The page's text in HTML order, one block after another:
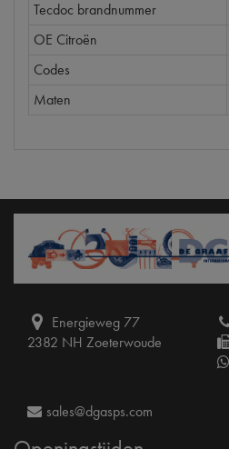
Tecdoc brandnummer
OE Citroën
Codes
Maten
Energieweg 77
2382 NH Zoeterwoude
sales@dgasps.com